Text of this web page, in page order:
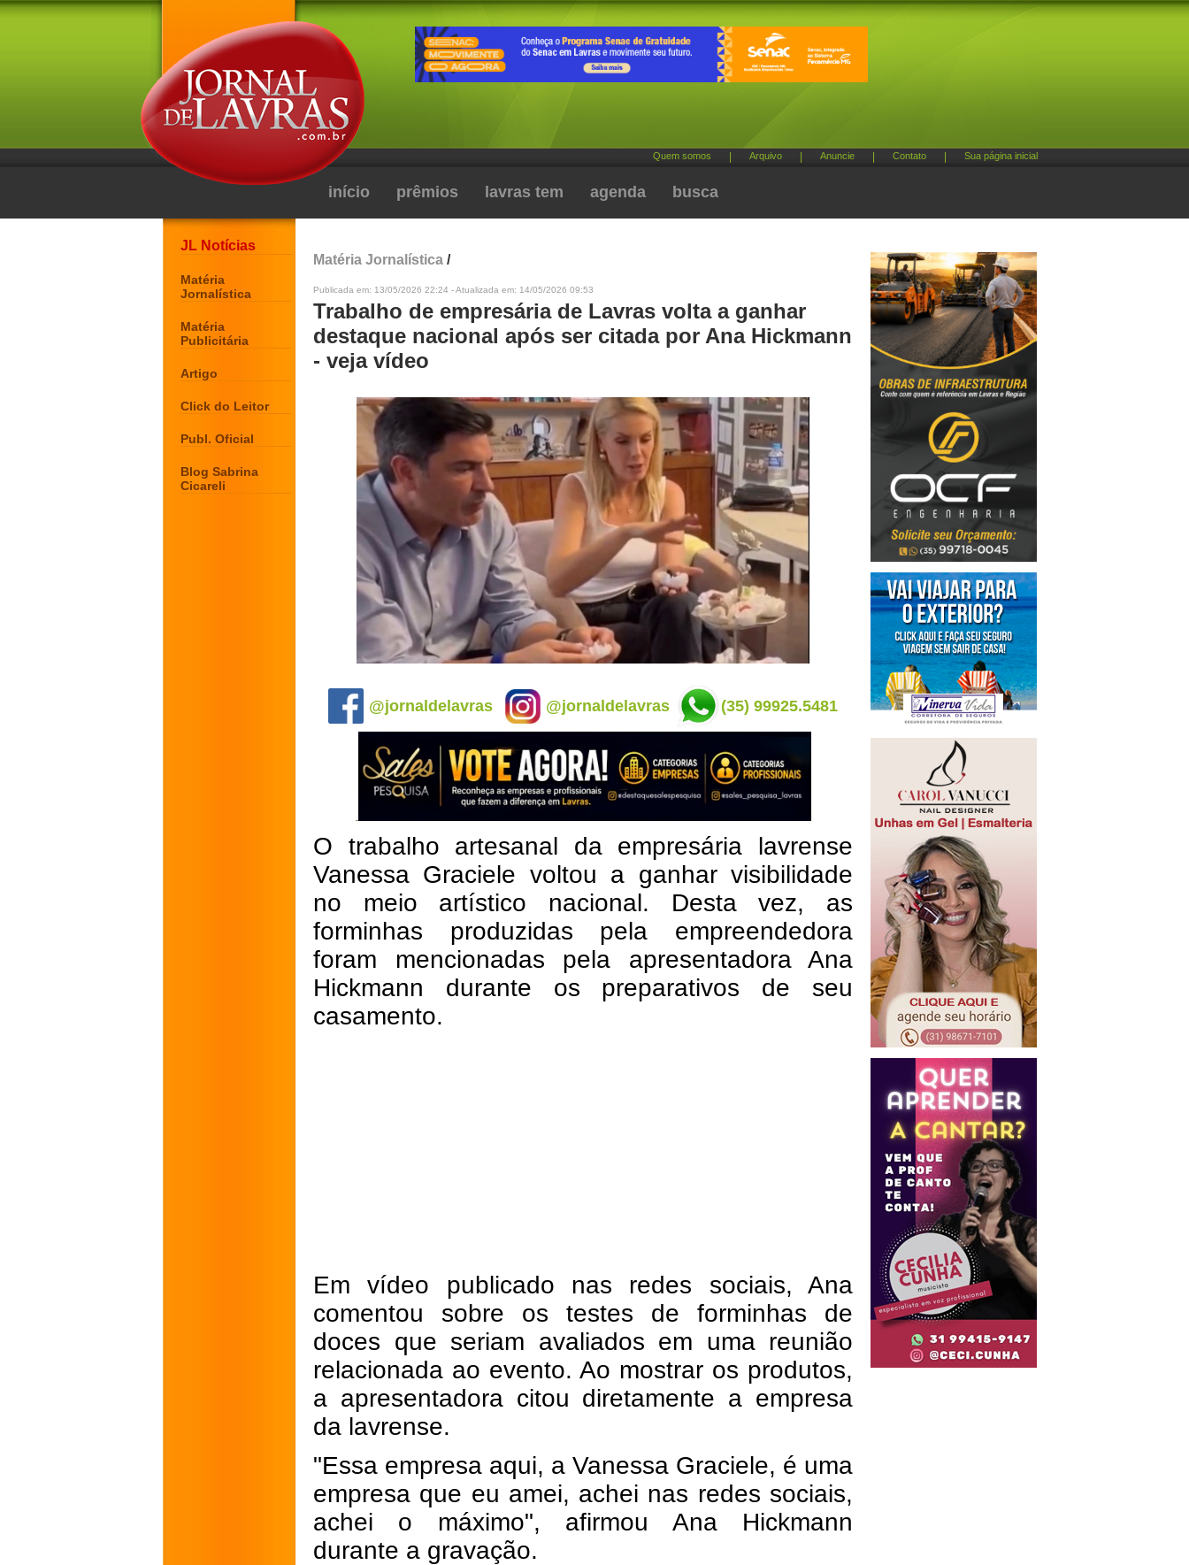
Quem somos Arquivo Anuncie Contato Sua página inicial
início prêmios lavras tem agenda busca
JL Notícias
Matéria
Jornalística
Matéria
Publicitária
Artigo
Click do Leitor
Publ. Oficial
Blog Sabrina
Cicareli
Matéria Jornalística /
Publicada em: 13/05/2026 22:24 - Atualizada em: 14/05/2026 09:53
Trabalho de empresária de Lavras volta a ganhar
destaque nacional após ser citada por Ana Hickmann
- veja vídeo
@jornaldelavras @jornaldelavras (35) 99925.5481
O trabalho artesanal da empresária lavrense
Vanessa Graciele voltou a ganhar visibilidade
no meio artístico nacional. Desta vez, as
forminhas produzidas pela empreendedora
foram mencionadas pela apresentadora Ana
Hickmann durante os preparativos de seu
casamento.
Em vídeo publicado nas redes sociais, Ana
comentou sobre os testes de forminhas de
doces que seriam avaliados em uma reunião
relacionada ao evento. Ao mostrar os produtos,
a apresentadora citou diretamente a empresa
da lavrense.
"Essa empresa aqui, a Vanessa Graciele, é uma
empresa que eu amei, achei nas redes sociais,
achei o máximo", afirmou Ana Hickmann
durante a gravação.